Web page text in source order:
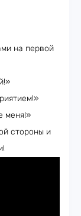
на первой
меня!»
стороны и